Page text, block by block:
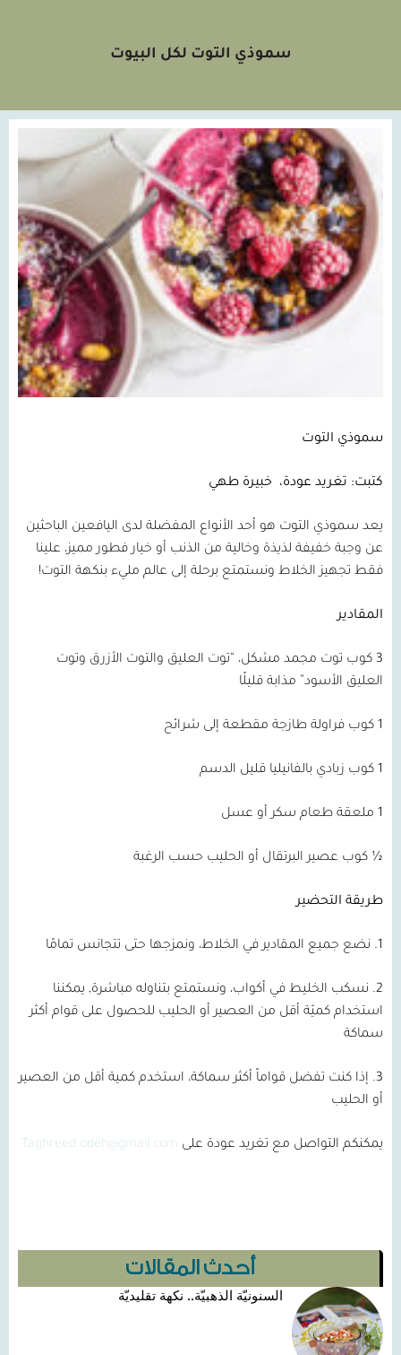
سموذي التوت لكل البيوت
أحدث المقالات
السنونيّة الذهبيّة.. نكهة تقليديّة
سموذي التوت
كتبت: تغريد عودة، خبيرة طهي
يعد سموذي التوت هو أحد الأنواع المفضلة لدى اليافعين الباحثين
عن وجبة خفيفة لذيذة وخالية من الذنب أو خيار فطور مميز، علينا
فقط تجهيز الخلاط ونستمتع برحلة إلى عالم مليء بنكهة التوت!
المقادير
3 كوب توت مجمد مشكل، “توت العليق والتوت الأزرق وتوت
العليق الأسود” مذابة قليلًا
1 كوب فراولة طازجة مقطعة إلى شرائح
1 كوب زبادي بالفانيليا قليل الدسم
1 ملعقة طعام سكر أو عسل
½ كوب عصير البرتقال أو الحليب حسب الرغبة
طريقة التحضير
1. نضع جميع المقادير في الخلاط، ونمزجها حتى تتجانس تمامًا
2. نسكب الخليط في أكواب، ونستمتع بتناوله مباشرة, يمكننا
استخدام كميّة أقل من العصير أو الحليب للحصول على قوام أكثر
سماكة
3. إذا كنت تفضل قواماً أكثر سماكة، استخدم كمية أقل من العصير
أو الحليب
يمكنكم التواصل مع تغريد عودة على Taghreed.odeh@gmail.com